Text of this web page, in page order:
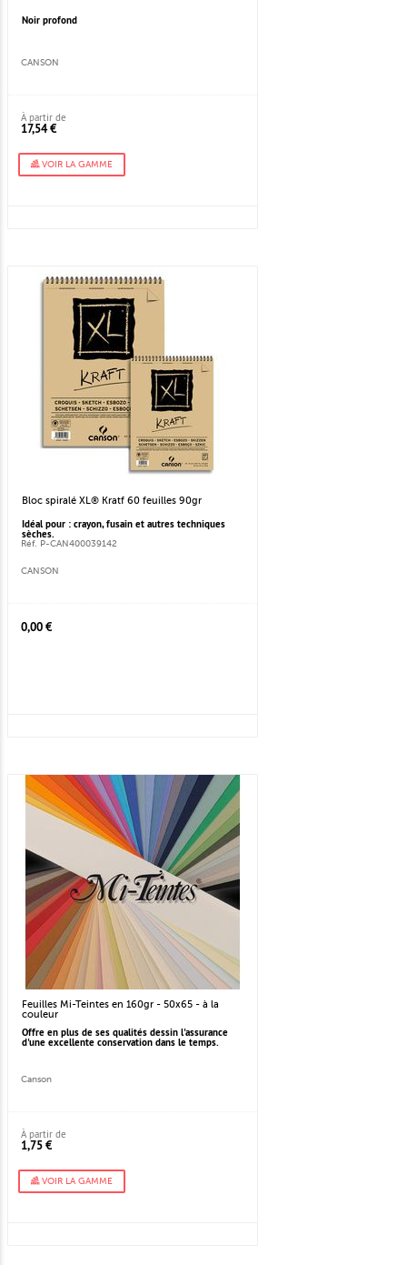
Noir profond
CANSON
À partir de
17,54 €
VOIR LA GAMME
Bloc spiralé XL® Kratf 60 feuilles 90gr
Idéal pour : crayon, fusain et autres techniques
sèches.
Réf. P-CAN400039142
CANSON
0,00 €
Feuilles Mi-Teintes en 160gr - 50x65 - à la
couleur
Offre en plus de ses qualités dessin l'assurance
d'une excellente conservation dans le temps.
Canson
À partir de
1,75 €
VOIR LA GAMME